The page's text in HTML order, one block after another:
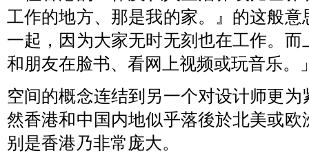
工作的地方、那是我的家。』的这般
一起，因为大家无时无刻也在工作。
和朋友在脸书、看网上视频或玩音乐。
空间的概念连结到另一个对设计师更
然香港和中国内地似乎落後於北美或
别是香港乃非常庞大。